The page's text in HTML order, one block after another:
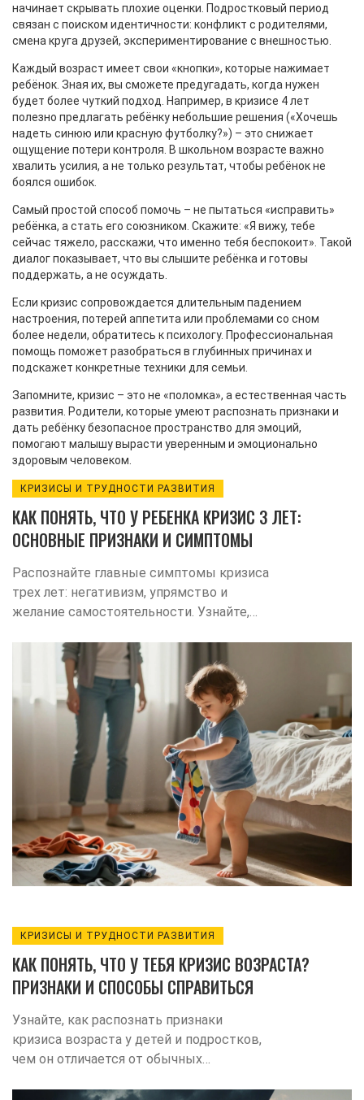
начинает скрывать плохие оценки. Подростковый период
связан с поиском идентичности: конфликт с родителями,
смена круга друзей, экспериментирование с внешностью.
Каждый возраст имеет свои «кнопки», которые нажимает
ребёнок. Зная их, вы сможете предугадать, когда нужен
будет более чуткий подход. Например, в кризисе 4 лет
полезно предлагать ребёнку небольшие решения («Хочешь
надеть синюю или красную футболку?») – это снижает
ощущение потери контроля. В школьном возрасте важно
хвалить усилия, а не только результат, чтобы ребёнок не
боялся ошибок.
Самый простой способ помочь – не пытаться «исправить»
ребёнка, а стать его союзником. Скажите: «Я вижу, тебе
сейчас тяжело, расскажи, что именно тебя беспокоит». Такой
диалог показывает, что вы слышите ребёнка и готовы
поддержать, а не осуждать.
Если кризис сопровождается длительным падением
настроения, потерей аппетита или проблемами со сном
более недели, обратитесь к психологу. Профессиональная
помощь поможет разобраться в глубинных причинах и
подскажет конкретные техники для семьи.
Запомните, кризис – это не «поломка», а естественная часть
развития. Родители, которые умеют распознать признаки и
дать ребёнку безопасное пространство для эмоций,
помогают малышу вырасти уверенным и эмоционально
здоровым человеком.
КРИЗИСЫ И ТРУДНОСТИ РАЗВИТИЯ
КАК ПОНЯТЬ, ЧТО У РЕБЕНКА КРИЗИС 3 ЛЕТ:
ОСНОВНЫЕ ПРИЗНАКИ И СИМПТОМЫ
Распознайте главные симптомы кризиса
трех лет: негативизм, упрямство и
желание самостоятельности. Узнайте,
развитии и как правильно реагировать на
поведение ребенка.
КРИЗИСЫ И ТРУДНОСТИ РАЗВИТИЯ
КАК ПОНЯТЬ, ЧТО У ТЕБЯ КРИЗИС ВОЗРАСТА?
ПРИЗНАКИ И СПОСОБЫ СПРАВИТЬСЯ
Узнайте, как распознать признаки
кризиса возраста у детей и подростков,
чем он отличается от обычных